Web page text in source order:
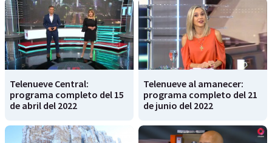
Telenueve Central:
programa completo del 15
de abril del 2022
Telenueve al amanecer:
programa completo del 21
de junio del 2022